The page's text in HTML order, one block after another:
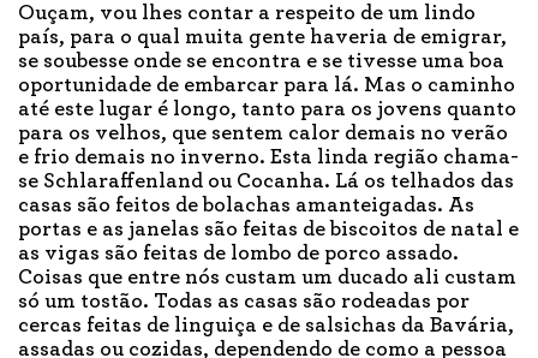
Ouçam, vou lhes contar a respeito de um lindo
país, para o qual muita gente haveria de emigrar,
se soubesse onde se encontra e se tivesse uma boa
oportunidade de embarcar para lá. Mas o caminho
até este lugar é longo, tanto para os jovens quanto
para os velhos, que sentem calor demais no verão
e frio demais no inverno. Esta linda região chama-
se Schlaraffenland ou Cocanha. Lá os telhados das
casas são feitos de bolachas amanteigadas. As
portas e as janelas são feitas de biscoitos de natal e
as vigas são feitas de lombo de porco assado.
Coisas que entre nós custam um ducado ali custam
só um tostão. Todas as casas são rodeadas por
cercas feitas de linguiça e de salsichas da Bavária,
assadas ou cozidas, dependendo de como a pessoa